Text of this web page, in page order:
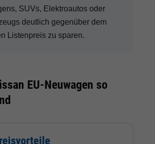
SUVs, Elektroautos oder
deutlich gegenüber dem
Listenpreis zu sparen.
EU-Neuwagen so